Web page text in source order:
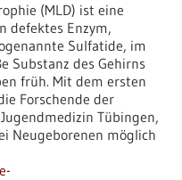
(MLD) ist eine
defektes Enzym,
Sulfatide, im
Substanz des Gehirns
früh. Mit dem ersten
Forschende der
Tübingen,
Neugeborenen möglich